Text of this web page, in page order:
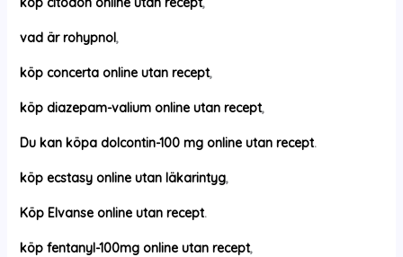
vad är rohypnol,
köp concerta online utan recept,
köp diazepam-valium online utan recept,
Du kan köpa dolcontin-100 mg online utan recept.
köp ecstasy online utan läkarintyg,
Köp Elvanse online utan recept.
köp fentanyl-100mg online utan recept,